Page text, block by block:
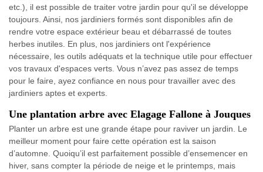
etc.), il est possible de traiter votre jardin pour qu'il se développe
toujours. Ainsi, nos jardiniers formés sont disponibles afin de
rendre votre espace extérieur beau et débarrassé de toutes
herbes inutiles. En plus, nos jardiniers ont l'expérience
nécessaire, les outils adéquats et la technique utile pour effectuer
vos travaux d'espaces verts. Vous n’avez pas assez de temps
pour le faire, ayez confiance en nous pour travailler avec des
jardiniers aptes et experts.
Une plantation arbre avec Elagage Fallone à Jouques
Planter un arbre est une grande étape pour raviver un jardin. Le
meilleur moment pour faire cette opération est la saison
d’automne. Quoiqu’il est parfaitement possible d’ensemencer en
hiver, sans compter la période de neige et le printemps, mais